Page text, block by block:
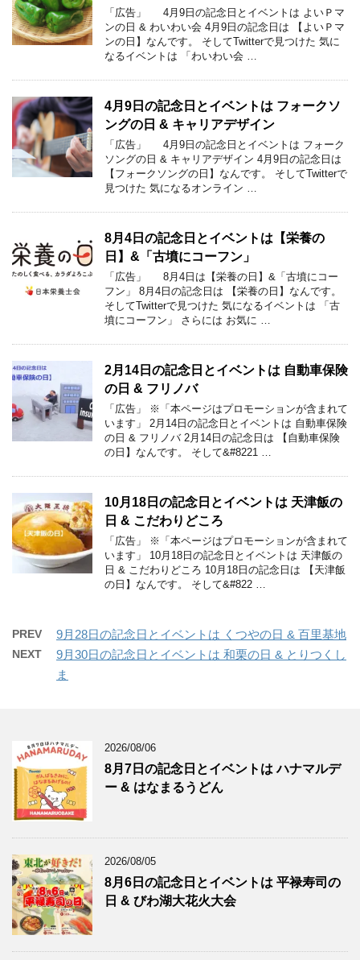
「広告」 4月9日の記念日とイベントは よいＰマ
ンの日 & わいわい会 4月9日の記念日は 【よいＰマ
ンの日】なんです。 そしてTwitterで見つけた 気に
なるイベントは 「わいわい会 …
4月9日の記念日とイベントは フォークソ
ングの日 & キャリアデザイン
「広告」 4月9日の記念日とイベントは フォーク
ソングの日 & キャリアデザイン 4月9日の記念日は
【フォークソングの日】なんです。 そしてTwitterで
見つけた 気になるオンライン …
8月4日の記念日とイベントは【栄養の
日】&「古墳にコーフン」
「広告」 8月4日は【栄養の日】&「古墳にコー
フン」 8月4日の記念日は 【栄養の日】なんです。
そしてTwitterで見つけた 気になるイベントは 「古
墳にコーフン」 さらには お気に …
2月14日の記念日とイベントは 自動車保険
の日 & フリノバ
「広告」 ※「本ページはプロモーションが含まれて
います」 2月14日の記念日とイベントは 自動車保険
の日 & フリノバ 2月14日の記念日は 【自動車保険
の日】なんです。 そして&#8221 …
10月18日の記念日とイベントは 天津飯の
日 & こだわりどころ
「広告」 ※「本ページはプロモーションが含まれて
います」 10月18日の記念日とイベントは 天津飯の
日 & こだわりどころ 10月18日の記念日は 【天津飯
の日】なんです。 そして&#822 …
PREV 9月28日の記念日とイベントは くつやの日 & 百里基地
NEXT
9月30日の記念日とイベントは 和栗の日 & とりつくし
ま
2026/08/06
8月7日の記念日とイベントは ハナマルデ
ー & はなまるうどん
2026/08/05
8月6日の記念日とイベントは 平禄寿司の
日 & びわ湖大花火大会